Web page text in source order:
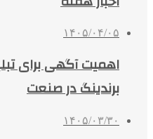
۱۴۰۵/۰۴/۰۵
اهمیت آگهی برای
برندینگ در صنعت
۱۴۰۵/۰۳/۳۰